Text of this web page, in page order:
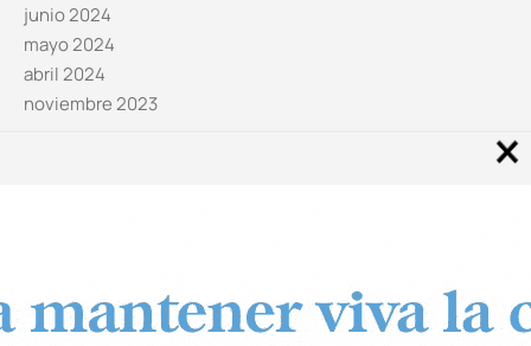
junio 2024
mayo 2024
abril 2024
noviembre 2023